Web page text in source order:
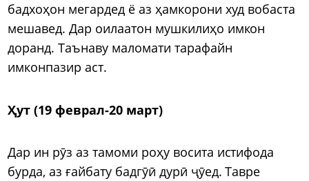
бадхоҳон мегардед ё аз ҳамкорони худ вобаста
мешавед. Дар оилаатон мушкилиҳо имкон
доранд. Таънаву маломати тарафайн
имконпазир аст.
Ҳут (19 феврал-20 март)
Дар ин рӯз аз тамоми роҳу восита истифода
бурда, аз ғайбату бадгӯӣ дурӣ ҷӯед. Тавре